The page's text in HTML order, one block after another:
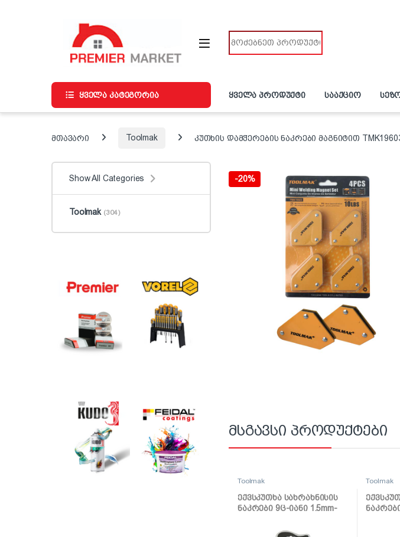
ყველა კატეგორია ყველა პროდუქტი სააქციო
მთავარი Toolmak კუთხის დამჭერების ნაკრები მაგნიტით
-20%
მსგავსი პროდუქტები
Toolmak
ექვსკუთხა სახრახნისის
ნაკრები 9ც-იანი 1.5mm-
Toolmak
Show All Categories
Toolmak (304)